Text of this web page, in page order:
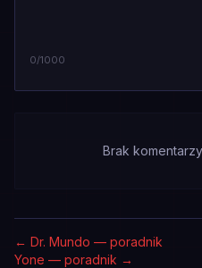
0/1000
Brak
← Dr. Mundo — poradnik
Yone — poradnik →